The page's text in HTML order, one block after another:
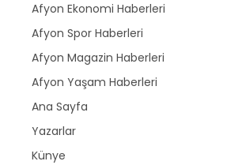
Afyon Ekonomi Haberleri
Afyon Spor Haberleri
Afyon Magazin Haberleri
Afyon Yaşam Haberleri
Ana Sayfa
Yazarlar
Künye